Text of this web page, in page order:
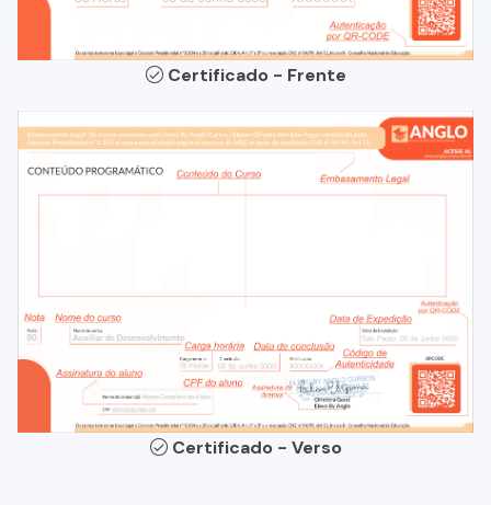
Certificado - Frente
Certificado - Verso